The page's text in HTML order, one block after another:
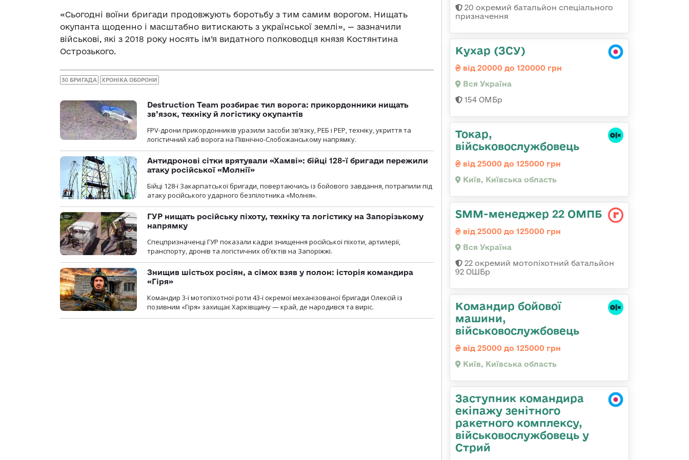
«Сьогодні воїни бригади продовжують боротьбу з тим самим ворогом. Нищать
окупанта щоденно і масштабно витискають з української землі», — зазначили
військові, які з 2018 року носять ім’я видатного полководця князя Костянтина
Острозького.
30 БРИГАДА ХРОНІКА ОБОРОНИ
Destruction Team розбирає тил ворога: прикордонники нищать
зв’язок, техніку й логістику окупантів
FPV-дрони прикордонників уразили засоби зв’язку, РЕБ і РЕР, техніку, укриття та
логістичний хаб ворога на Північно-Слобожанському напрямку.
Антидронові сітки врятували «Хамві»: бійці 128-ї бригади пережили
атаку російської «Молнії»
Бійці 128-ї Закарпатської бригади, повертаючись із бойового завдання, потрапили під
атаку російського ударного безпілотника «Молнія».
ГУР нищать російську піхоту, техніку та логістику на Запорізькому
напрямку
Спецпризначенці ГУР показали кадри знищення російської піхоти, артилерії,
транспорту, дронів та логістичних об’єктів на Запоріжжі.
Знищив шістьох росіян, а сімох взяв у полон: історія командира
«Гіря»
Командир 3-ї мотопіхотної роти 43-ї окремої механізованої бригади Олексій із
позивним «Гіря» захищає Харківщину — край, де народився та виріс.
20 окремий батальйон спеціального
призначення
Кухар (ЗСУ)
від 20000 до 120000 грн
Вся Україна
154 ОМБр
Токар,
військовослужбовець
від 25000 до 125000 грн
Київ, Київська область
SMM-менеджер 22 ОМПБ
від 25000 до 125000 грн
Вся Україна
22 окремий мотопіхотний батальйон
92 ОШБр
Командиp бойової
машини,
військовослужбовець
від 25000 до 125000 грн
Київ, Київська область
Заступник командира
екіпажу зенітного
ракетного комплексу,
військовослужбовець у
Стрий